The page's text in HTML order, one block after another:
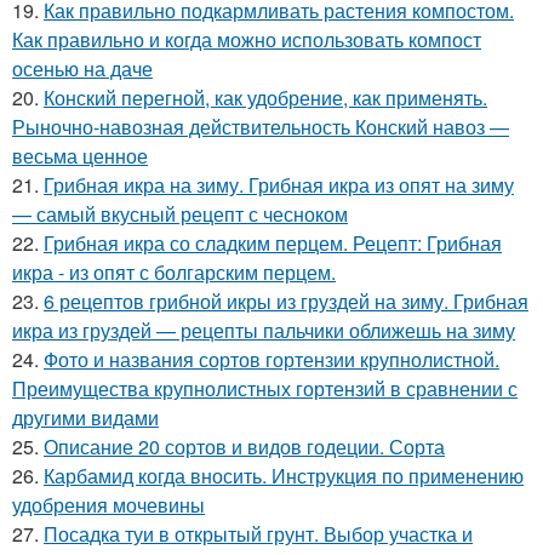
19. Как правильно подкармливать растения компостом.
Как правильно и когда можно использовать компост
осенью на даче
20. Конский перегной, как удобрение, как применять.
Рыночно-навозная действительность Конский навоз —
весьма ценное
21. Грибная икра на зиму. Грибная икра из опят на зиму
— самый вкусный рецепт с чесноком
22. Грибная икра со сладким перцем. Рецепт: Грибная
икра - из опят с болгарским перцем.
23. 6 рецептов грибной икры из груздей на зиму. Грибная
икра из груздей — рецепты пальчики оближешь на зиму
24. Фото и названия сортов гортензии крупнолистной.
Преимущества крупнолистных гортензий в сравнении с
другими видами
25. Описание 20 сортов и видов годеции. Сорта
26. Карбамид когда вносить. Инструкция по применению
удобрения мочевины
27. Посадка туи в открытый грунт. Выбор участка и